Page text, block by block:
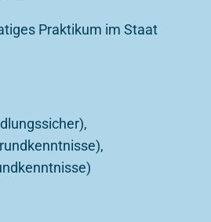
Praktikum im Staat